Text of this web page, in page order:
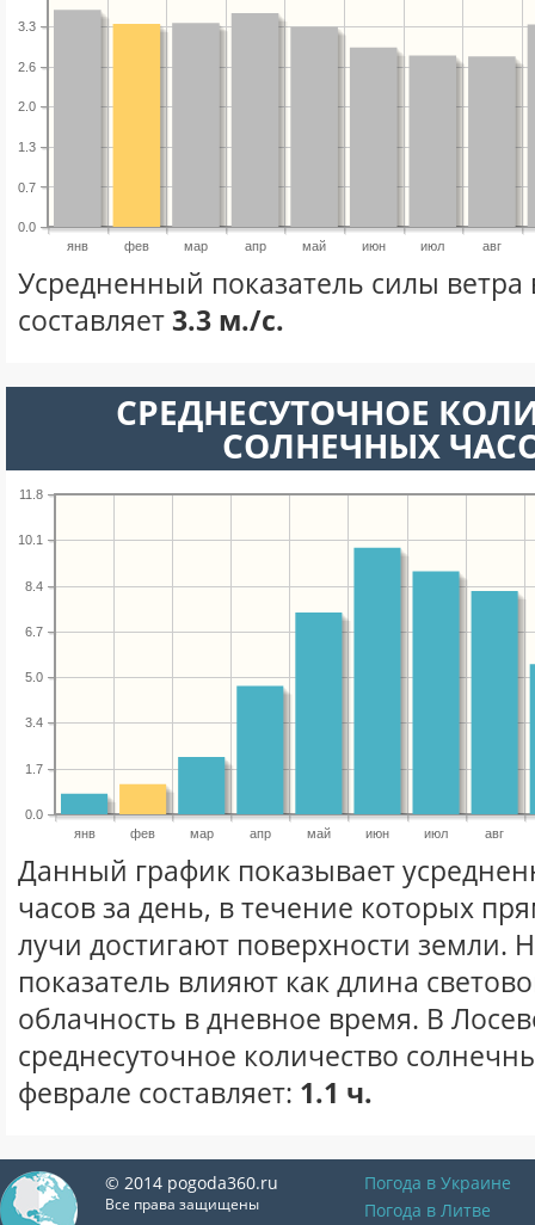
янв фев мар апр май июн июл авг
0.0
0.7
1.3
2.0
2.6
3.3
Усредненный показатель силы ветра
составляет3.3 м./с.
СРЕДНЕСУТОЧНОЕ
СОЛНЕЧНЫХ
янв фев мар апр май июн июл авг
0.0
1.7
3.4
5.0
6.7
8.4
10.1
11.8
Данный график показывает
часов за день, в течение которых
лучи достигают поверхности земли.
показатель влияют как длина
облачность в дневное время. В
среднесуточное количество
феврале составляет: 1.1 ч.
© 2014 pogoda360.ru
Все права защищены
Погода в Украине
Погода в Литве